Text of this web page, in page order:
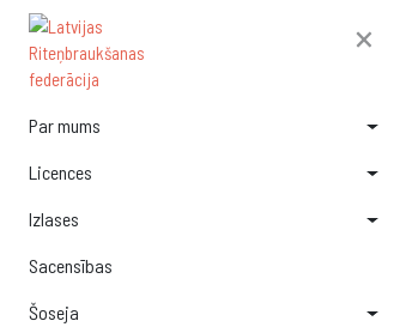
×
Par mums
Licences
Izlases
Sacensības
Šoseja